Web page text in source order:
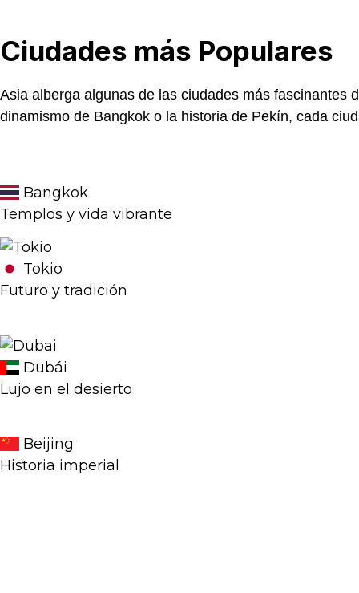
Ciudades más Populares
Asia alberga algunas de las ciudades más fascinantes
dinamismo de Bangkok o la historia de Pekín, cada
Bangkok
Templos y vida vibrante
Tokio
Futuro y tradición
Dubái
Lujo en el desierto
Beijing
Historia imperial